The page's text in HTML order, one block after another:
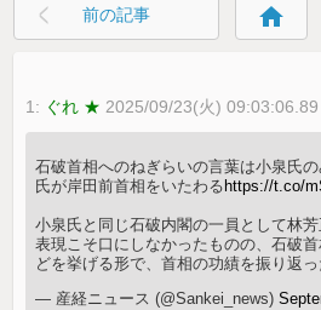
前の記事 home
1: ぐれ ★ 2025/09/23(火)
石破首相へのねぎらいの言葉は小泉氏
氏が岸田前首相をいたわる https://t.co/
小泉氏と同じ石破内閣の一員として林
表現こそ口にしなかったものの、石破
どを挙げる形で、首相の功績を振り返っ
— 産経ニュース (@Sankei_news)